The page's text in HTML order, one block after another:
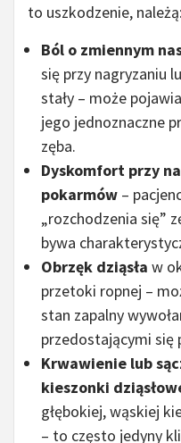
to uszkodzenie, należą:
Ból o zmiennym
się przy nagryzaniu
stały – może
jego jednoznaczne
zęba.
Dyskomfort przy
pokarmów –
„rozchodzenia się”
bywa
Obrzęk dziąsła w
przetoki ropnej –
stan zapalny
przedostającymi się
Krwawienie lub
kieszonki
głębokiej, wąskiej
– to często jedyny